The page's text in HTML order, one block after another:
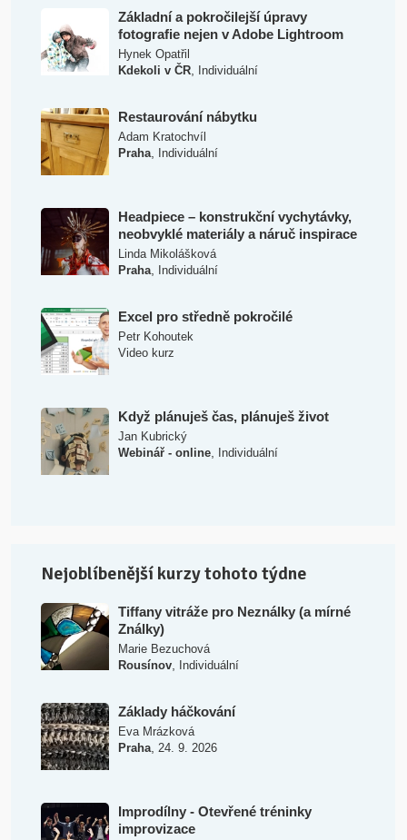
Základní a pokročilejší úpravy
fotografie nejen v Adobe Lightroom
Hynek Opatřil
Kdekoli v ČR, Individuální
Restaurování nábytku
Adam Kratochvíl
Praha, Individuální
Headpiece – konstrukční vychytávky,
neobvyklé materiály a náruč inspirace
Linda Mikolášková
Praha, Individuální
Excel pro středně pokročilé
Petr Kohoutek
Video kurz
Když plánuješ čas, plánuješ život
Jan Kubrický
Webinář - online, Individuální
Nejoblíbenější kurzy tohoto týdne
Tiffany vitráže pro Neználky (a mírné
Ználky)
Marie Bezuchová
Rousínov, Individuální
Základy háčkování
Eva Mrázková
Praha, 24. 9. 2026
Improdílny - Otevřené tréninky
improvizace